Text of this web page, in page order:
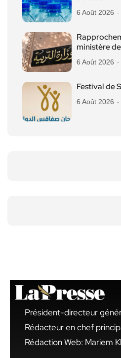
6 Août 2026
ministère de
6 Août 2026
Festival de
6 Août 2026
Président-directeur
Rédacteur en chef
Rédaction Web: Mariem